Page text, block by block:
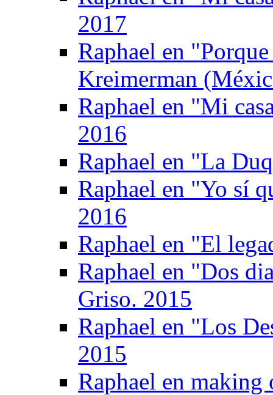
2017
Raphael en
Kreimerman
Raphael en "Mi
2016
Raphael en "La
Raphael en "Yo sí
2016
Raphael en "El
Raphael en "Dos
Griso. 2015
Raphael en "Los
2015
Raphael en